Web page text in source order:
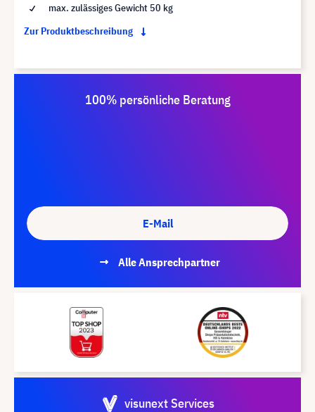
max. zulässiges Gewicht 50 kg
Zur Produktbeschreibung
100% persönliche Beratung
E-Mail
Alle Ansprechpartner
visunext Services